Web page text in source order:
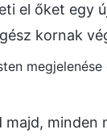
el őket egy
kornak
minden